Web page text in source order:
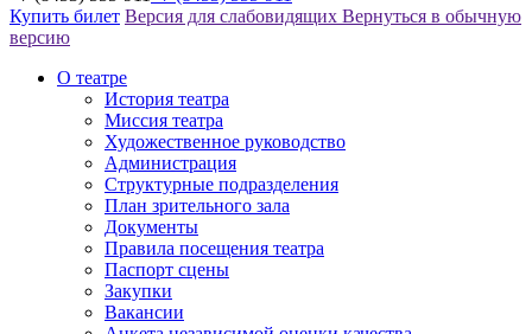
Купить билет Версия для слабовидящих Вернуться в обычную
версию
О театре
История театра
Миссия театра
Художественное руководство
Администрация
Структурные подразделения
План зрительного зала
Документы
Правила посещения театра
Паспорт сцены
Закупки
Вакансии